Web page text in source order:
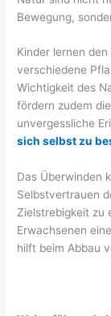
Bewegung,
Kinder lernen
verschiedene
Wichtigkeit des
fördern zudem
unvergessliche
sich selbst zu
Das Überwinden
Selbstvertrauen
Zielstrebigkeit zu
Erwachsenen
hilft beim Abbau